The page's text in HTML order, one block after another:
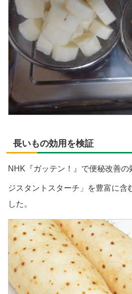
長いもの効用を検証
NHK『ガッテン！』で便秘改善の
ジスタントスターチ」を豊富に含
した。